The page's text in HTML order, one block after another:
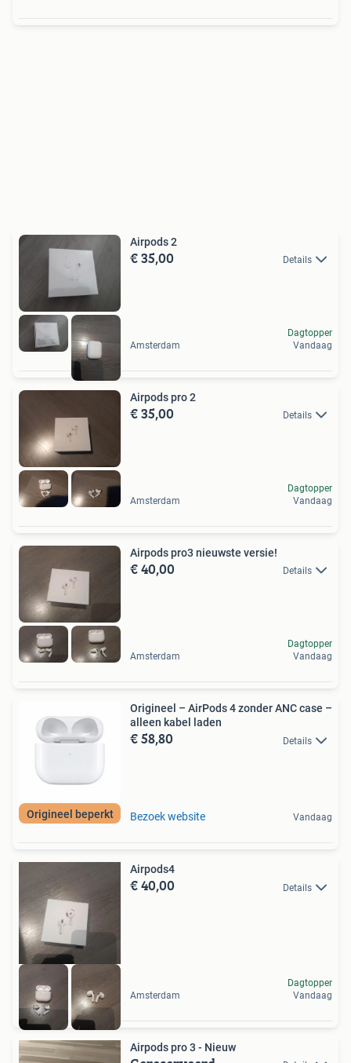
Airpods 2
€ 35,00 Details
Amsterdam
Dagtopper
Vandaag
Airpods pro 2
€ 35,00 Details
Amsterdam
Dagtopper
Vandaag
Airpods pro3 nieuwste versie!
€ 40,00 Details
Amsterdam
Dagtopper
Vandaag
Origineel beperkt
Origineel – AirPods 4 zonder ANC case –
alleen kabel laden
€ 58,80 Details
Bezoek website Vandaag
Airpods4
€ 40,00 Details
Amsterdam
Dagtopper
Vandaag
Airpods pro 3 - Nieuw